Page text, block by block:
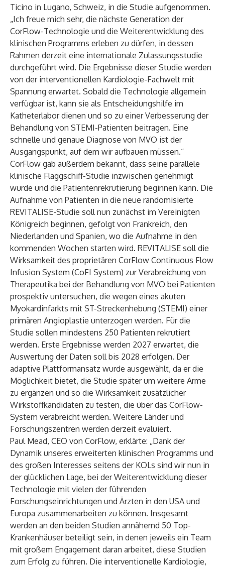
Ticino in Lugano, Schweiz, in die Studie aufgenommen.
„Ich freue mich sehr, die nächste Generation der
CorFlow-Technologie und die Weiterentwicklung des
klinischen Programms erleben zu dürfen, in dessen
Rahmen derzeit eine internationale Zulassungsstudie
durchgeführt wird. Die Ergebnisse dieser Studie werden
von der interventionellen Kardiologie-Fachwelt mit
Spannung erwartet. Sobald die Technologie allgemein
verfügbar ist, kann sie als Entscheidungshilfe im
Katheterlabor dienen und so zu einer Verbesserung der
Behandlung von STEMI-Patienten beitragen. Eine
schnelle und genaue Diagnose von MVO ist der
Ausgangspunkt, auf dem wir aufbauen müssen.“
CorFlow gab außerdem bekannt, dass seine parallele
klinische Flaggschiff-Studie inzwischen genehmigt
wurde und die Patientenrekrutierung beginnen kann. Die
Aufnahme von Patienten in die neue randomisierte
REVITALISE-Studie soll nun zunächst im Vereinigten
Königreich beginnen, gefolgt von Frankreich, den
Niederlanden und Spanien, wo die Aufnahme in den
kommenden Wochen starten wird. REVITALISE soll die
Wirksamkeit des proprietären CorFlow Continuous Flow
Infusion System (CoFI System) zur Verabreichung von
Therapeutika bei der Behandlung von MVO bei Patienten
prospektiv untersuchen, die wegen eines akuten
Myokardinfarkts mit ST-Streckenhebung (STEMI) einer
primären Angioplastie unterzogen werden. Für die
Studie sollen mindestens 250 Patienten rekrutiert
werden. Erste Ergebnisse werden 2027 erwartet, die
Auswertung der Daten soll bis 2028 erfolgen. Der
adaptive Plattformansatz wurde ausgewählt, da er die
Möglichkeit bietet, die Studie später um weitere Arme
zu ergänzen und so die Wirksamkeit zusätzlicher
Wirkstoffkandidaten zu testen, die über das CorFlow-
System verabreicht werden. Weitere Länder und
Forschungszentren werden derzeit evaluiert.
Paul Mead, CEO von CorFlow, erklärte: „Dank der
Dynamik unseres erweiterten klinischen Programms und
des großen Interesses seitens der KOLs sind wir nun in
der glücklichen Lage, bei der Weiterentwicklung dieser
Technologie mit vielen der führenden
Forschungseinrichtungen und Ärzten in den USA und
Europa zusammenarbeiten zu können. Insgesamt
werden an den beiden Studien annähernd 50 Top-
Krankenhäuser beteiligt sein, in denen jeweils ein Team
mit großem Engagement daran arbeitet, diese Studien
zum Erfolg zu führen. Die interventionelle Kardiologie,